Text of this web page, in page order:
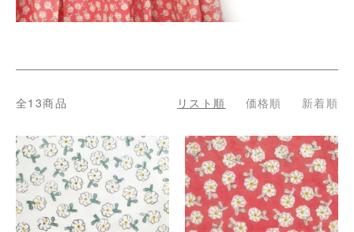
全13商品 リスト順 価格順 新着順